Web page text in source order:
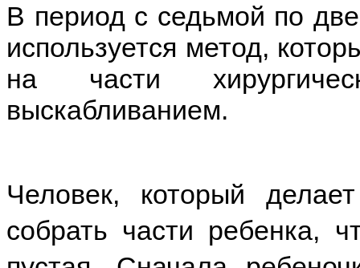
В период с седьмой по
используется метод,
на части
выскабливанием.
Человек, который
собрать части ребенка,